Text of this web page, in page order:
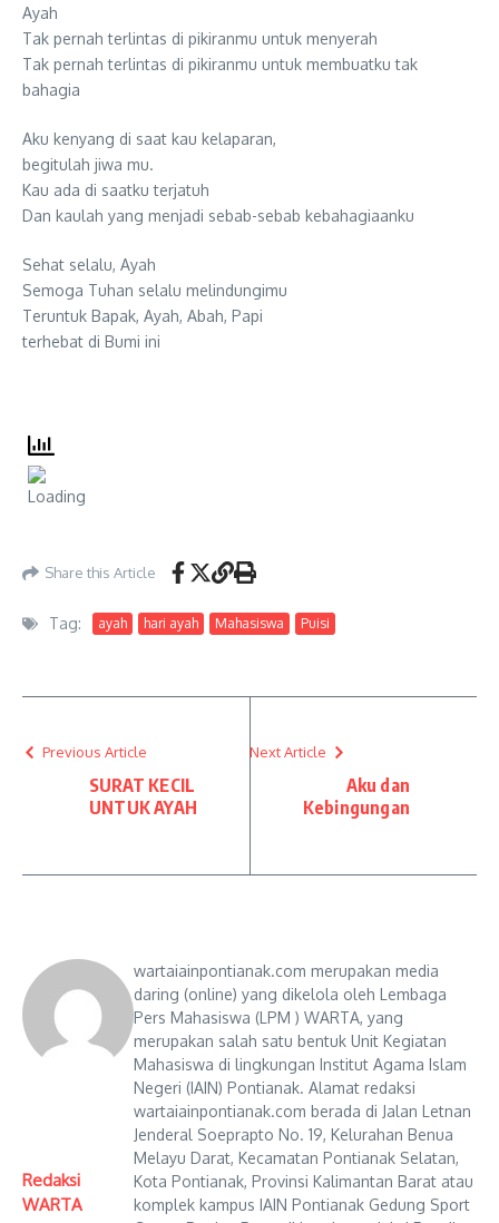
Ayah
Tak pernah terlintas di pikiranmu untuk menyerah
Tak pernah terlintas di pikiranmu untuk membuatku tak
bahagia
Aku kenyang di saat kau kelaparan,
begitulah jiwa mu.
Kau ada di saatku terjatuh
Dan kaulah yang menjadi sebab-sebab kebahagiaanku
Sehat selalu, Ayah
Semoga Tuhan selalu melindungimu
Teruntuk Bapak, Ayah, Abah, Papi
terhebat di Bumi ini
Share this Article
Tag: ayah hari ayah Mahasiswa Puisi
Previous Article
SURAT KECIL
UNTUK AYAH
Next Article
Aku dan
Kebingungan
Redaksi
WARTA
wartaiainpontianak.com merupakan media
daring (online) yang dikelola oleh Lembaga
Pers Mahasiswa (LPM ) WARTA, yang
merupakan salah satu bentuk Unit Kegiatan
Mahasiswa di lingkungan Institut Agama Islam
Negeri (IAIN) Pontianak. Alamat redaksi
wartaiainpontianak.com berada di Jalan Letnan
Jenderal Soeprapto No. 19, Kelurahan Benua
Melayu Darat, Kecamatan Pontianak Selatan,
Kota Pontianak, Provinsi Kalimantan Barat atau
komplek kampus IAIN Pontianak Gedung Sport